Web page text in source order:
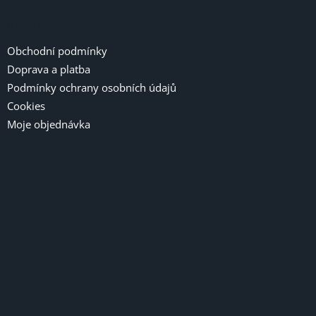
Obchodní podmínky
Doprava a platba
Podmínky ochrany osobních údajů
Cookies
Moje objednávka